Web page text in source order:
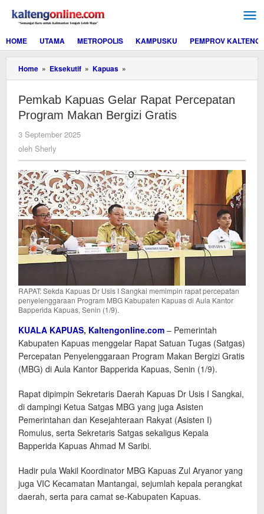
konten
HOME
UTAMA METROPOLIS KAMPUSKU PEMPROV KALTENG
Home » Eksekutif » Kapuas »
Kapuas
Rapat
Percepatan
Program
Pemkab Kapuas Gelar Rapat Percepatan
Program Makan Bergizi Gratis
3 September 2025
oleh Sherly
RAPAT: Sekda Kapuas Dr Usis I Sangkai memimpin rapat percepatan
penyelenggaraan Program MBG Kabupaten Kapuas di Aula Kantor
Bapperida Kapuas, Senin (1/9).
KUALA KAPUAS, Kaltengonline.com – Pemerintah
Kabupaten Kapuas menggelar Rapat Satuan Tugas (Satgas)
Percepatan Penyelenggaraan Program Makan Bergizi Gratis
(MBG) di Aula Kantor Bapperida Kapuas, Senin (1/9).
Rapat dipimpin Sekretaris Daerah Kapuas Dr Usis I Sangkai,
di dampingi Ketua Satgas MBG yang juga Asisten
Pemerintahan dan Kesejahteraan Rakyat (Asisten I)
Romulus, serta Sekretaris Satgas sekaligus Kepala
Bapperida Kapuas Ahmad M Saribi.
Hadir pula Wakil Koordinator MBG Kapuas Zul Aryanor yang
juga VIC Kecamatan Mantangai, sejumlah kepala perangkat
daerah, serta para camat se-Kabupaten Kapuas.